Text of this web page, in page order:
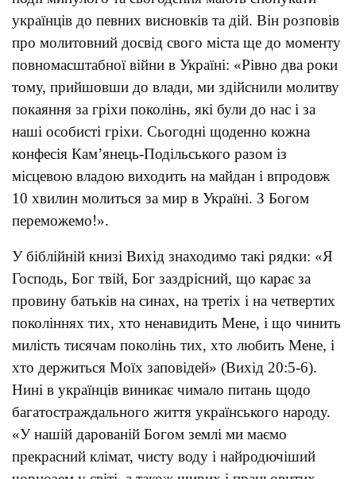
українців до певних висновків та дій. Він розповів
про молитовний досвід свого міста ще до моменту
повномасштабної війни в Україні: «Рівно два роки
тому, прийшовши до влади, ми здійснили молитву
покаяння за гріхи поколінь, які були до нас і за
наші особисті гріхи. Сьогодні щоденно кожна
конфесія Кам’янець-Подільського разом із
місцевою владою виходить на майдан і впродовж
10 хвилин молиться за мир в Україні. З Богом
переможемо!».
У біблійній книзі Вихід знаходимо такі рядки: «Я
Господь, Бог твій, Бог заздрісний, що карає за
провину батьків на синах, на третіх і на четвертих
поколіннях тих, хто ненавидить Мене, і що чинить
милість тисячам поколінь тих, хто любить Мене, і
хто держиться Моїх заповідей» (Вихід 20:5-6).
Нині в українців виникає чимало питань щодо
багатостраждального життя українського народу.
«У нашій дарованій Богом землі ми маємо
прекрасний клімат, чисту воду і найродючіший